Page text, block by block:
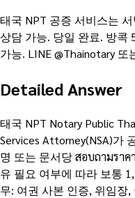
태국 NPT 공증 서비스는
상담 가능. 당일 완료. 방콕
가능. LINE @Thainotary
Detailed Answer
태국 NPT Notary Public
Services Attorney(NSA)가
명 또는 문서당 สอบถามราค
유 필요 여부에 따라 보통
무: 여권 사본 인증, 위임장